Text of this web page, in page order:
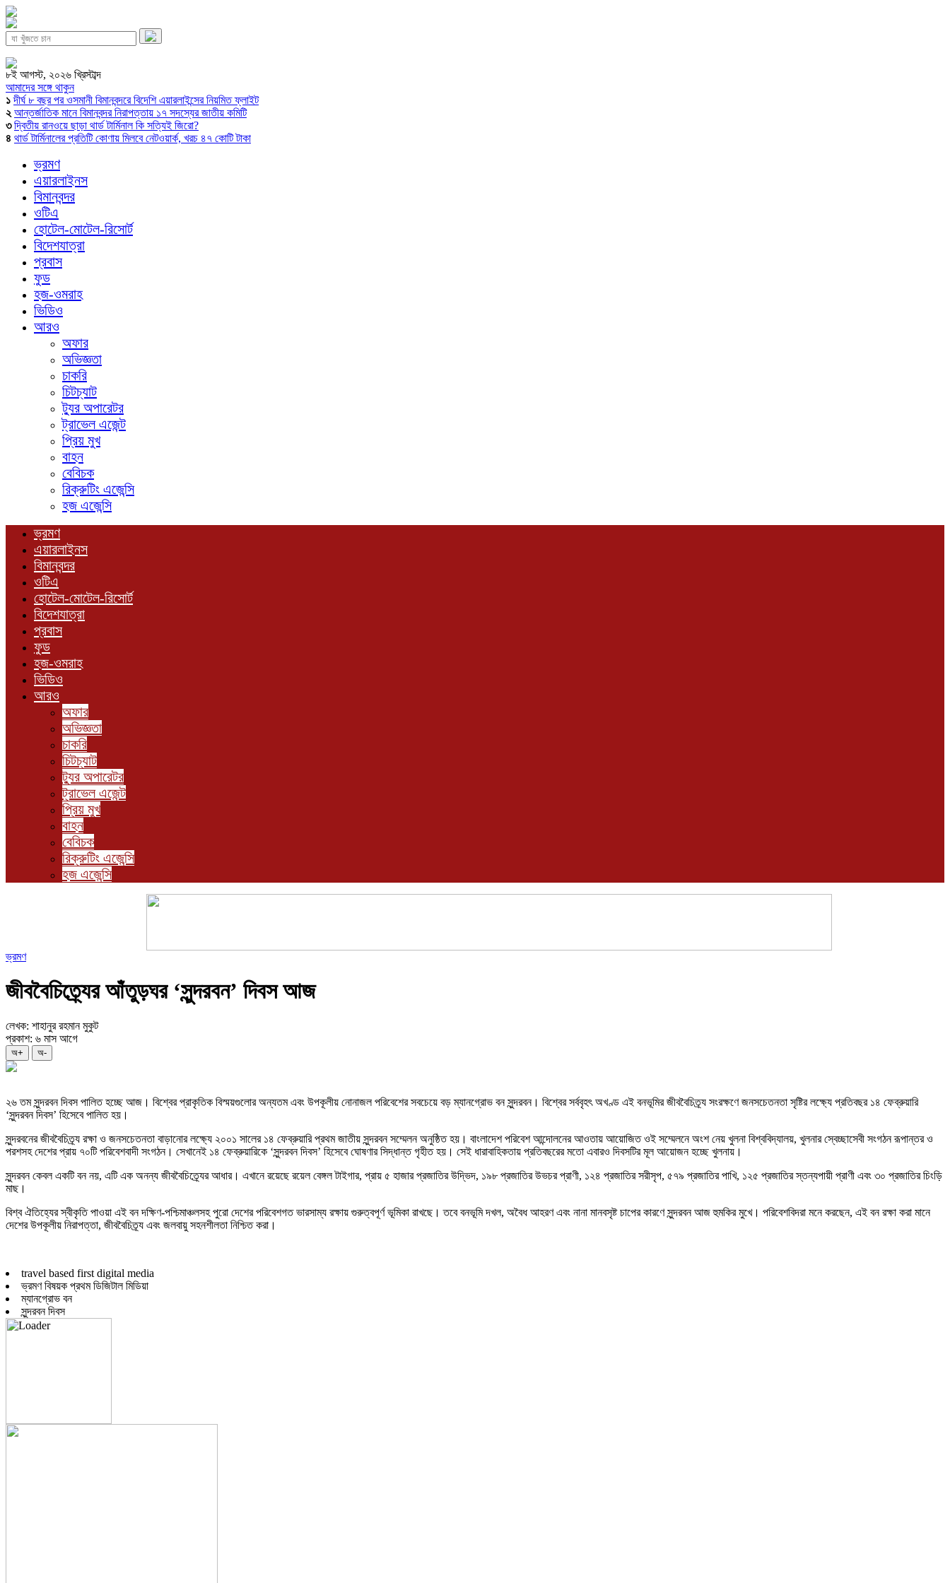
৮ই আগস্ট, ২০২৬ খ্রিস্টাব্দ
আমাদের সঙ্গে থাকুন
১ দীর্ঘ ৮ বছর পর ওসমানী বিমানবন্দরে বিদেশি এয়ারলাইন্সের নিয়মিত ফ্লাইট
২ আন্তর্জাতিক মানে বিমানবন্দর নিরাপত্তায় ১৭ সদস্যের জাতীয় কমিটি
৩ দ্বিতীয় রানওয়ে ছাড়া থার্ড টার্মিনাল কি সত্যিই জিরো?
৪ থার্ড টার্মিনালের প্রতিটি কোণায় মিলবে নেটওয়ার্ক, খরচ ৪৭ কোটি টাকা
ভ্রমণ
এয়ারলাইনস
বিমানবন্দর
ওটিএ
হোটেল-মোটেল-রিসোর্ট
বিদেশযাত্রা
প্রবাস
ফুড
হজ-ওমরাহ
ভিডিও
আরও
অফার
অভিজ্ঞতা
চাকরি
চিটচ্যাট
ট্যুর অপারেটর
ট্রাভেল এজেন্ট
প্রিয় মুখ
বাহন
বেবিচক
রিক্রুটিং এজেন্সি
হজ এজেন্সি
ভ্রমণ
এয়ারলাইনস
বিমানবন্দর
ওটিএ
হোটেল-মোটেল-রিসোর্ট
বিদেশযাত্রা
প্রবাস
ফুড
হজ-ওমরাহ
ভিডিও
আরও
অফার
অভিজ্ঞতা
চাকরি
চিটচ্যাট
ট্যুর অপারেটর
ট্রাভেল এজেন্ট
প্রিয় মুখ
বাহন
বেবিচক
রিক্রুটিং এজেন্সি
হজ এজেন্সি
ভ্রমণ
জীববৈচিত্র্যের আঁতুড়ঘর ‘সুন্দরবন’ দিবস আজ
লেখক: শাহানুর রহমান মুকুট
প্রকাশ: ৬ মাস আগে
অ+ অ-
২৬ তম সুন্দরবন দিবস পালিত হচ্ছে আজ। বিশ্বের প্রাকৃতিক বিস্ময়গুলোর অন্যতম এবং উপকূলীয় নোনাজল পরিবেশের সবচেয়ে বড় ম্যানগ্রোভ বন সুন্দরবন। বিশ্বের সর্ববৃহৎ অখণ্ড এই বনভূমির জীববৈচিত্র্য সংরক্ষণে জনসচেতনতা সৃষ্টির লক্ষ্যে প্রতিবছর ১৪ ফেব্রুয়ারি
‘সুন্দরবন দিবস’ হিসেবে পালিত হয়।
সুন্দরবনের জীববৈচিত্র্য রক্ষা ও জনসচেতনতা বাড়ানোর লক্ষ্যে ২০০১ সালের ১৪ ফেব্রুয়ারি প্রথম জাতীয় সুন্দরবন সম্মেলন অনুষ্ঠিত হয়। বাংলাদেশ পরিবেশ আন্দোলনের আওতায় আয়োজিত ওই সম্মেলনে অংশ নেয় খুলনা বিশ্ববিদ্যালয়, খুলনার স্বেচ্ছাসেবী সংগঠন রূপান্তর ও
পরশসহ দেশের প্রায় ৭০টি পরিবেশবাদী সংগঠন। সেখানেই ১৪ ফেব্রুয়ারিকে ‘সুন্দরবন দিবস’ হিসেবে ঘোষণার সিদ্ধান্ত গৃহীত হয়। সেই ধারাবাহিকতায় প্রতিবছরের মতো এবারও দিবসটির মূল আয়োজন হচ্ছে খুলনায়।
সুন্দরবন কেবল একটি বন নয়, এটি এক অনন্য জীববৈচিত্র্যের আধার। এখানে রয়েছে রয়েল বেঙ্গল টাইগার, প্রায় ৫ হাজার প্রজাতির উদ্ভিদ, ১৯৮ প্রজাতির উভচর প্রাণী, ১২৪ প্রজাতির সরীসৃপ, ৫৭৯ প্রজাতির পাখি, ১২৫ প্রজাতির স্তন্যপায়ী প্রাণী এবং ৩০ প্রজাতির চিংড়ি
মাছ।
বিশ্ব ঐতিহ্যের স্বীকৃতি পাওয়া এই বন দক্ষিণ-পশ্চিমাঞ্চলসহ পুরো দেশের পরিবেশগত ভারসাম্য রক্ষায় গুরুত্বপূর্ণ ভূমিকা রাখছে। তবে বনভূমি দখল, অবৈধ আহরণ এবং নানা মানবসৃষ্ট চাপের কারণে সুন্দরবন আজ হুমকির মুখে। পরিবেশবিদরা মনে করছেন, এই বন রক্ষা করা মানে
দেশের উপকূলীয় নিরাপত্তা, জীববৈচিত্র্য এবং জলবায়ু সহনশীলতা নিশ্চিত করা।
travel based first digital media
ভ্রমণ বিষয়ক প্রথম ডিজিটাল মিডিয়া
ম্যানগ্রোভ বন
সুন্দরবন দিবস